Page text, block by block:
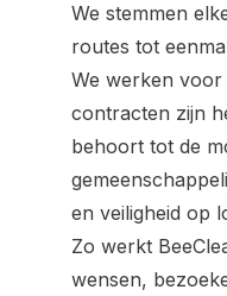
We stemmen
routes tot
We werken voor
contracten zijn
behoort tot de
en veiligheid op
Zo werkt
wensen,